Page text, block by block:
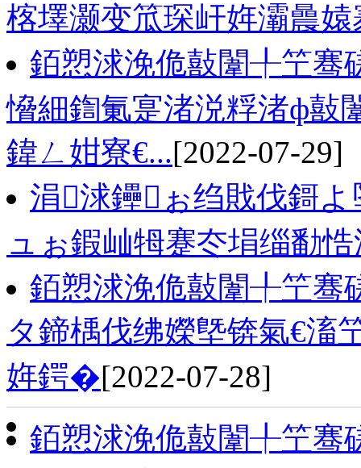
楁墿灏变笟琛屽姩灞曟
銆愬浗浼佹敼闈╀笁骞
愶細鍧氭寔渚涚粰渚ф
鍏ㄥ姏寮€...[2022-07-29]
涓浗鑸ぉ绉戝伐鎶
ュぉ鍜屾牳蹇冭埍缁勫
銆愬浗浼佹敼闈╀笁骞
タ鍗楀伐绋嬫墍锛氣€滀
姩鍔�[2022-07-28]
銆愬浗浼佹敼闈╀笁骞